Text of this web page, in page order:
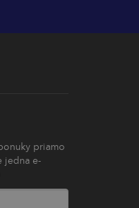
priamo
jedna e-